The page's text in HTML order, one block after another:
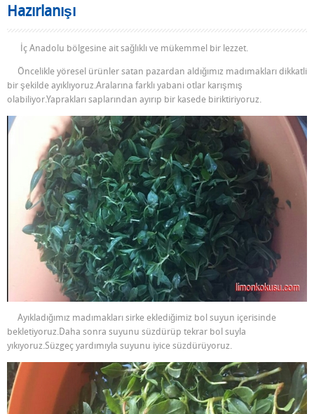
Hazırlanışı
İç Anadolu bölgesine ait sağlıklı ve mükemmel bir lezzet.
Öncelikle yöresel ürünler satan pazardan aldığımız madımakları dikkatli
bir şekilde ayıklıyoruz.Aralarına farklı yabani otlar karışmış
olabiliyor.Yaprakları saplarından ayırıp bir kasede biriktiriyoruz.
Ayıkladığımız madımakları sirke eklediğimiz bol suyun içerisinde
bekletiyoruz.Daha sonra suyunu süzdürüp tekrar bol suyla
yıkıyoruz.Süzgeç yardımıyla suyunu iyice süzdürüyoruz.